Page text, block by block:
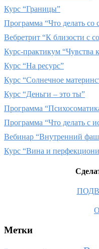
Курс “Границы”
Программа “Что делать со
Вебретрит “К близости с
Курс-практикум “Чувства
Курс “На ресурс”
Курс “Солнечное
Курс “Деньги – это ты”
Программа
Программа “Что делать с
Вебинар “Внутренний
Курс “Вина и
Метки